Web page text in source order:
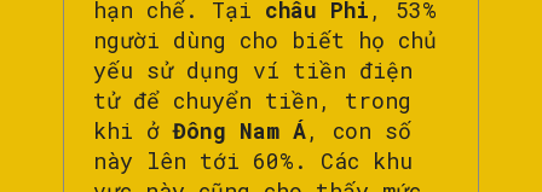
hạn chế. Tại châu Phi , 53%
người dùng cho biết họ chủ
yếu sử dụng ví tiền điện
tử để chuyển tiền, trong
khi ởĐông Nam Á, con số
này lên tới 60%. Các khu